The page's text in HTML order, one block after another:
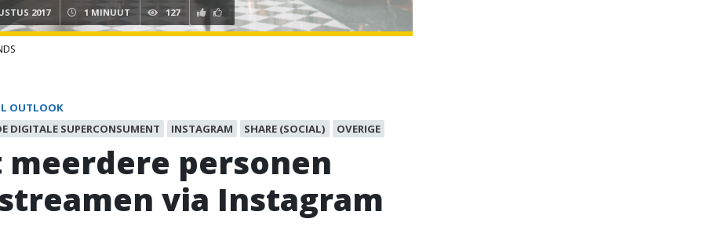
2017 1 MINUUT 127
OUTLOOK
DIGITALE SUPERCONSUMENT
INSTAGRAM SHARE (SOCIAL) OVERIGE
meerdere personen
via Instagram